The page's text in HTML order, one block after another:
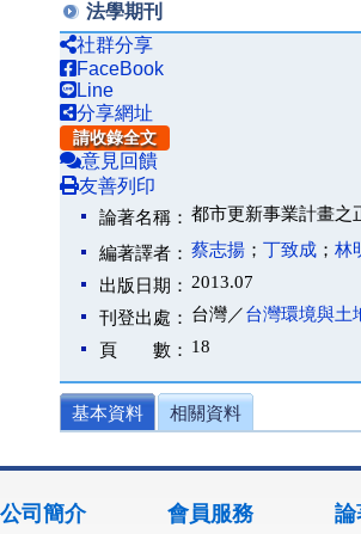
法學期刊
社群分享
FaceBook
Line
分享網址
請收錄全文
意見回饋
友善列印
論著名稱： 都市更新事業計畫之
編著譯者： 蔡志揚 ； 丁致成 ； 林
出版日期： 2013.07
刊登出處： 台灣／台灣環境與土
頁 數： 18
基本資料 相關資料
公司簡介 會員服務 論